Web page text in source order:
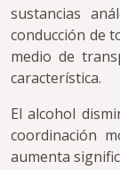
sustancias
conducción de
medio de
característica.
El alcohol
coordinación
aumenta